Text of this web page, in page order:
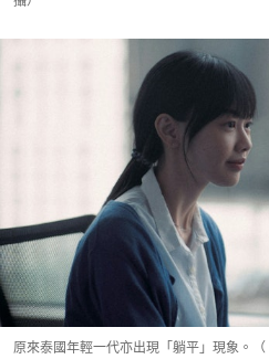
原來泰國年輕一代亦出現「躺平」現象。（